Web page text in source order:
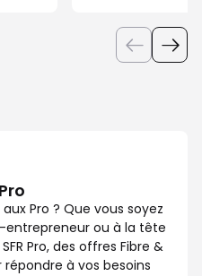
Pro ? Que vous soyez
ou à la tête
Pro, des offres Fibre &
à vos besoins